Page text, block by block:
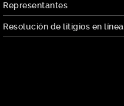
Representantes
Resolución de litigios en línea